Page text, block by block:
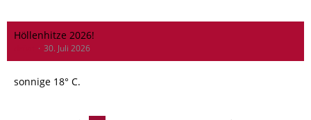
Höllenhitze 2026!
30. Juli 2026
sonnige 18° C.